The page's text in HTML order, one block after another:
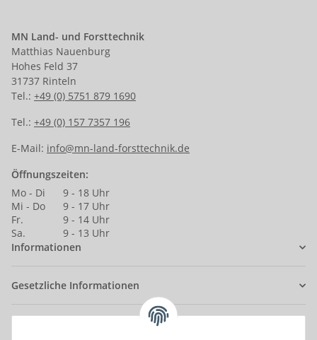
MN Land- und Forsttechnik
Matthias Nauenburg
Hohes Feld 37
31737 Rinteln
Tel.: +49 (0) 5751 879 1690
Tel.: +49 (0) 157 7357 196
E-Mail: info@mn-land-forsttechnik.de
Öffnungszeiten:
Mo - Di
9 - 18 Uhr
Mi - Do
9 - 17 Uhr
Fr.
9 - 14 Uhr
Sa.
9 - 13 Uhr
Informationen
Gesetzliche Informationen